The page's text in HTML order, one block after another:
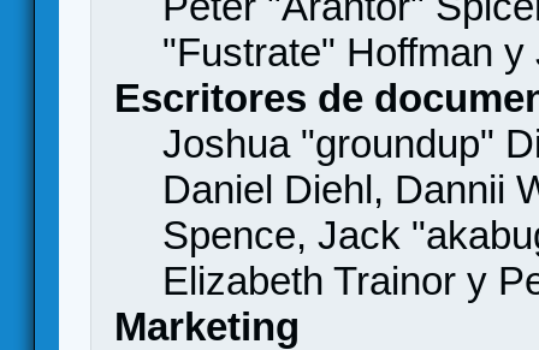
"Fustrate" Hoffman
Escritores de
Joshua "groundup"
Daniel Diehl, Dannii
Spence, Jack
Elizabeth Trainor y
Marketing